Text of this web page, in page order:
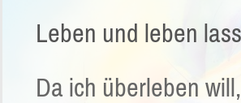
Leben und leben
Da ich überleben